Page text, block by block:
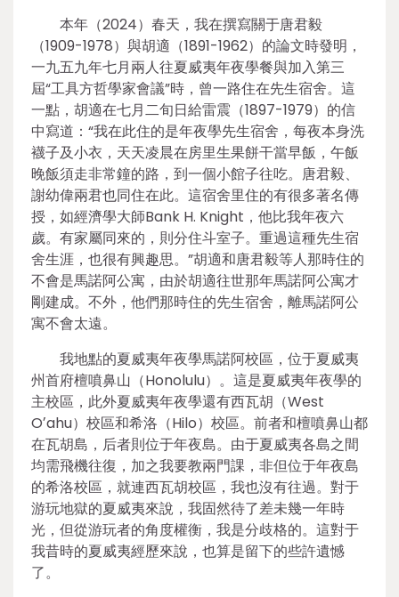
本年（2024）春天，我在撰寫關于唐君毅
（1909-1978）與胡適（1891-1962）的論文時發明，
一九五九年七月兩人往夏威夷年夜學餐與加入第三
屆“工具方哲學家會議”時，曾一路住在先生宿舍。這
一點，胡適在七月二旬日給雷震（1897-1979）的信
中寫道：“我在此住的是年夜學先生宿舍，每夜本身洗
襪子及小衣，天天凌晨在房里生果餅干當早飯，午飯
晚飯須走非常鐘的路，到一個小館子往吃。唐君毅、
謝幼偉兩君也同住在此。這宿舍里住的有很多著名傳
授，如經濟學大師Bank H. Knight，他比我年夜六
歲。有家屬同來的，則分住斗室子。重過這種先生宿
舍生涯，也很有興趣思。”胡適和唐君毅等人那時住的
不會是馬諾阿公寓，由於胡適往世那年馬諾阿公寓才
剛建成。不外，他們那時住的先生宿舍，離馬諾阿公
寓不會太遠。
我地點的夏威夷年夜學馬諾阿校區，位于夏威夷
州首府檀噴鼻山（Honolulu）。這是夏威夷年夜學的
主校區，此外夏威夷年夜學還有西瓦胡（West
Oʼahu）校區和希洛（Hilo）校區。前者和檀噴鼻山都
在瓦胡島，后者則位于年夜島。由于夏威夷各島之間
均需飛機往復，加之我要教兩門課，非但位于年夜島
的希洛校區，就連西瓦胡校區，我也沒有往過。對于
游玩地獄的夏威夷來說，我固然待了差未幾一年時
光，但從游玩者的角度權衡，我是分歧格的。這對于
我昔時的夏威夷經歷來說，也算是留下的些許遺憾
了。